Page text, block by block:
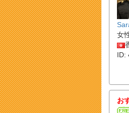
女
ID:
お